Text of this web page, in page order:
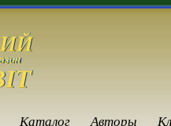
Каталог Авторы